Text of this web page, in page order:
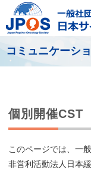
コミュニケーシ
個別開催CST
このページでは、一
非営利活動法人日本